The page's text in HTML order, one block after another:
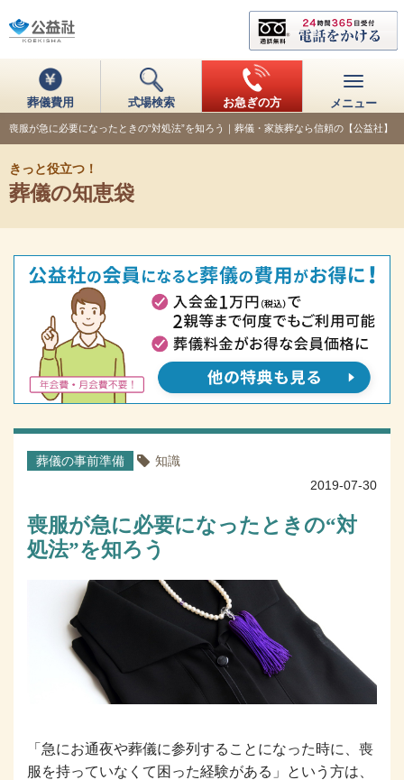
葬儀費用 式場検索 お急ぎの方 メニュー
喪服が急に必要になったときの“対処法”を知ろう｜葬儀・家族葬なら信頼の【公益社】
きっと役立つ！
葬儀の知恵袋
葬儀の事前準備
知識
2019-07-30
喪服が急に必要になったときの“対
処法”を知ろう
「急にお通夜や葬儀に参列することになった時に、喪
服を持っていなくて困った経験がある」という方は、